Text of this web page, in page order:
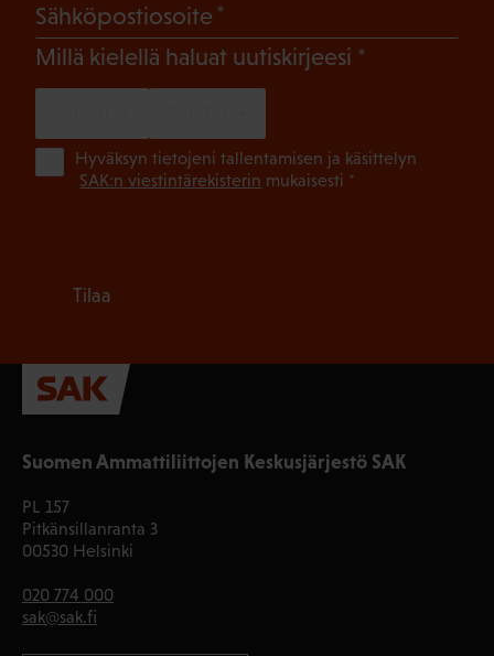
Suomen Ammattiliittojen Keskusjärjestö SAK
PL 157
Pitkänsillanranta 3
00530 Helsinki
020 774 000
sak@sak.fi
Sähköpostiosoite
Millä kielellä haluat uutiskirjeesi (Pakollinen)
Hyväksyn tietojeni tallentamisen ja käsittelyn
SAK:n viestintärekisterin mukaisesti *
Tilaa